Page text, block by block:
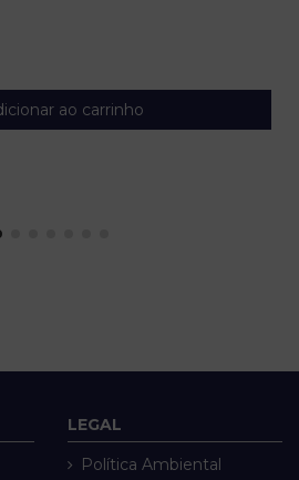
ao carrinho
LEGAL
Política Ambiental